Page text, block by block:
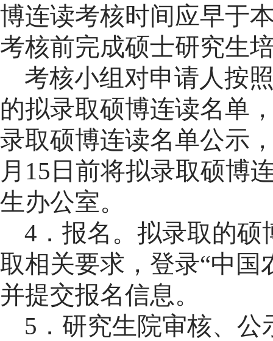
博连读考核时间应早于
考核前完成硕士研究生
考核小组对申请人按
的拟录取硕博连读名单
录取硕博连读名单公示
月15日前将拟录取硕博
生办公室。
4 ． 报名。拟录取的硕
取相关要求，登录“中国
并提交报名信息。
5 ．研究生院审核、